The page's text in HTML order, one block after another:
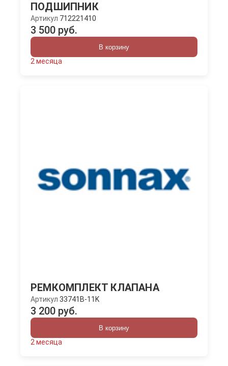
ПОДШИПНИК
Артикул 712221410
3 500 руб.
В корзину
2 месяца
РЕМКОМПЛЕКТ КЛАПАНА
Артикул 33741B-11K
3 200 руб.
В корзину
2 месяца